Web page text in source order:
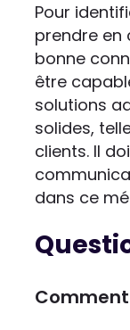
Pour
prendre en
bonne
être
solutions
solides,
clients. Il
dans ce